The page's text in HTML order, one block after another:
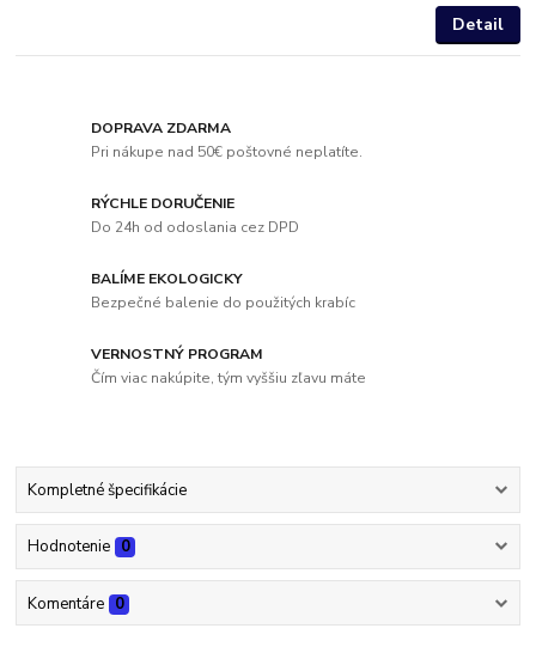
Detail
DOPRAVA ZDARMA
Pri nákupe nad 50€ poštovné neplatíte.
RÝCHLE DORUČENIE
Do 24h od odoslania cez DPD
BALÍME EKOLOGICKY
Bezpečné balenie do použitých krabíc
VERNOSTNÝ PROGRAM
Čím viac nakúpite, tým vyššiu zľavu máte
Kompletné špecifikácie
Hodnotenie 0
Komentáre 0